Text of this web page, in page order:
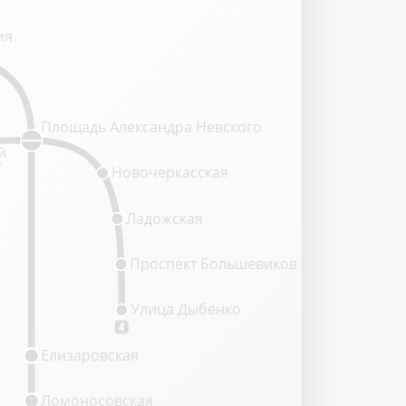
4
Площадь Александра Невского
Новочеркасская
Ладожская
Проспект Большевиков
Улица Дыбенко
Ломоносовская
Елизаровская